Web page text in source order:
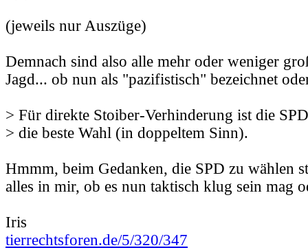
(jeweils nur Auszüge)
Demnach sind also alle mehr oder weniger
Jagd... ob nun als "pazifistisch" bezeichnet
> Für direkte Stoiber-Verhinderung ist die
> die beste Wahl (in doppeltem Sinn).
Hmmm, beim Gedanken, die SPD zu wählen
alles in mir, ob es nun taktisch klug sein mag
Iris
tierrechtsforen.de/5/320/347